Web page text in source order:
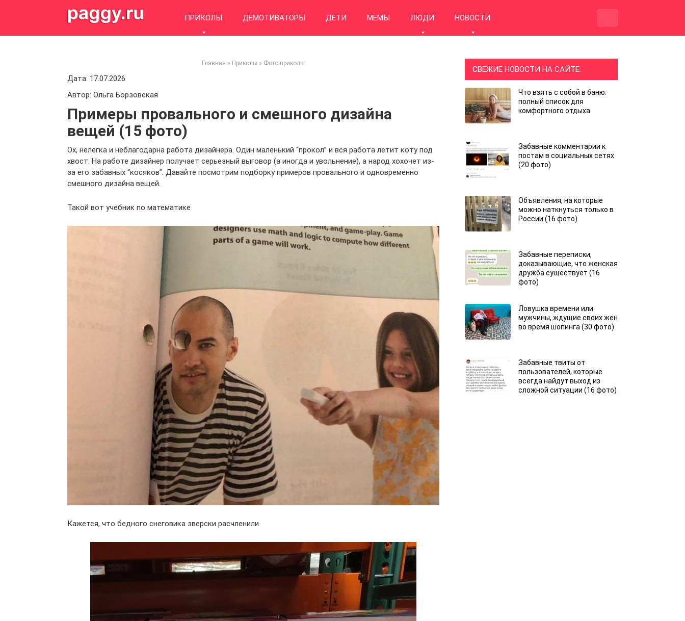
ПРИКОЛЫ ДЕМОТИВАТОРЫ ДЕТИ МЕМЫ ЛЮДИ НОВОСТИ
Главная » Приколы » Фото приколы
Дата: 17.07.2026
Автор: Ольга Борзовская
Примеры провального и смешного дизайна
вещей (15 фото)
Ох, нелегка и неблагодарна работа дизайнера. Один маленький “прокол” и вся работа летит коту под
хвост. На работе дизайнер получает серьезный выговор (а иногда и увольнение), а народ хохочет из-
за его забавных “косяков”. Давайте посмотрим подборку примеров провального и одновременно
смешного дизайна вещей.
Такой вот учебник по математике
Кажется, что бедного снеговика зверски расчленили
СВЕЖИЕ НОВОСТИ НА САЙТЕ:
Что взять с собой в баню:
полный список для
комфортного отдыха
Забавные комментарии к
постам в социальных сетях
(20 фото)
Объявления, на которые
можно наткнуться только в
России (16 фото)
Забавные переписки,
доказывающие, что женская
дружба существует (16
фото)
Ловушка времени или
мужчины, ждущие своих жен
во время шопинга (30 фото)
Забавные твиты от
пользователей, которые
всегда найдут выход из
сложной ситуации (16 фото)